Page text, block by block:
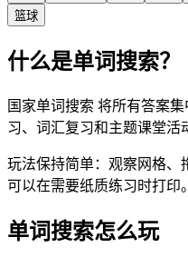
篮球
什么是单词搜索？
国家单词搜索 将所有答案
习、词汇复习和主题课堂活
玩法保持简单：观察网格、
可以在需要纸质练习时打印。
单词搜索怎么玩